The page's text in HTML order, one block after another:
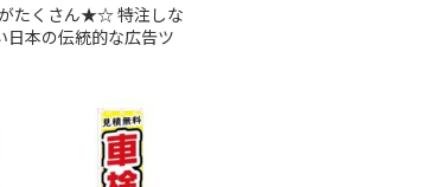
がたくさん★☆特注しな
日本の伝統的な広告ツ